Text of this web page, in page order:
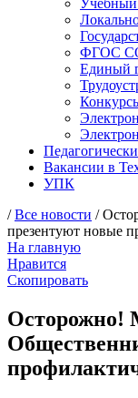
ФГОС
Единый
Вакансии в
УПК
/Все новости /
презентуют новые
На главную
Нравится
Скопировать
Осторожно!